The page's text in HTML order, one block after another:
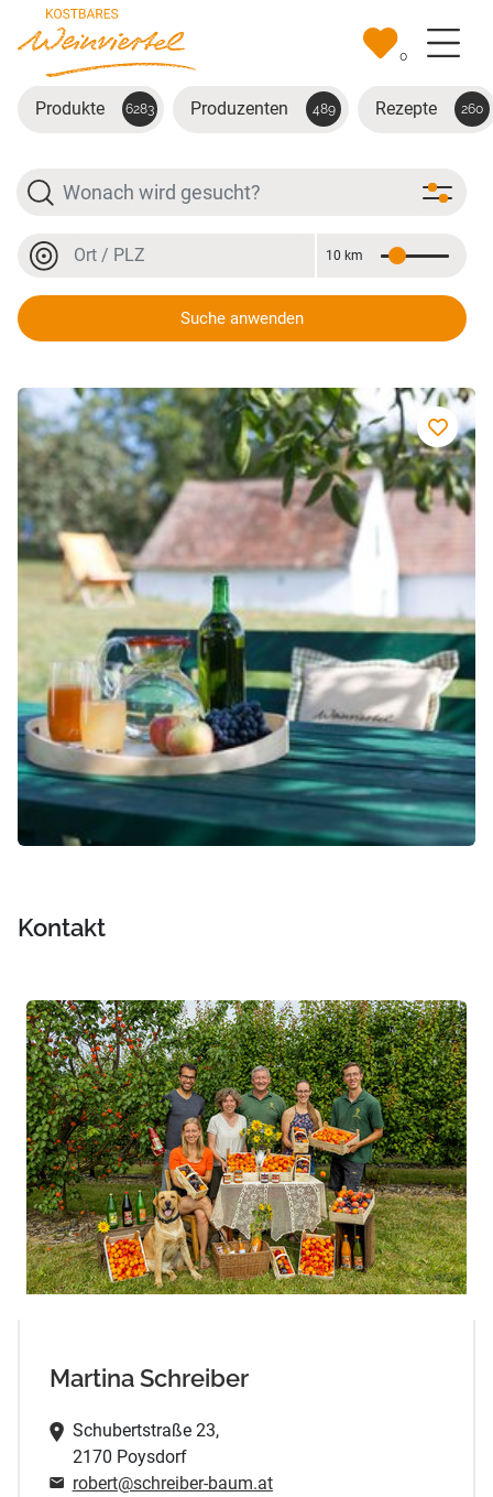
Zum Hauptinhalt springen
0
Produkte 6283 Produzenten 489 Rezepte 260
Suche
Ort oder PLZ
Entfernung
10 km
Suche anwenden
Marillen Chutney
Kontakt
Martina Schreiber
Schubertstraße 23,
2170 Poysdorf
robert@schreiber-baum.at